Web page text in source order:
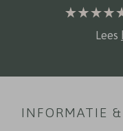
Lees
INFORMATIE